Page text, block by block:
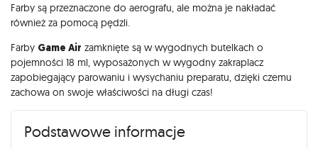
Farby są przeznaczone do aerografu, ale można je nakładać
również za pomocą pędzli.
Farby Game Air zamknięte są w wygodnych butelkach o
pojemności 18 ml, wyposażonych w wygodny zakraplacz
zapobiegający parowaniu i wysychaniu preparatu, dzięki czemu
zachowa on swoje właściwości na długi czas!
Podstawowe informacje